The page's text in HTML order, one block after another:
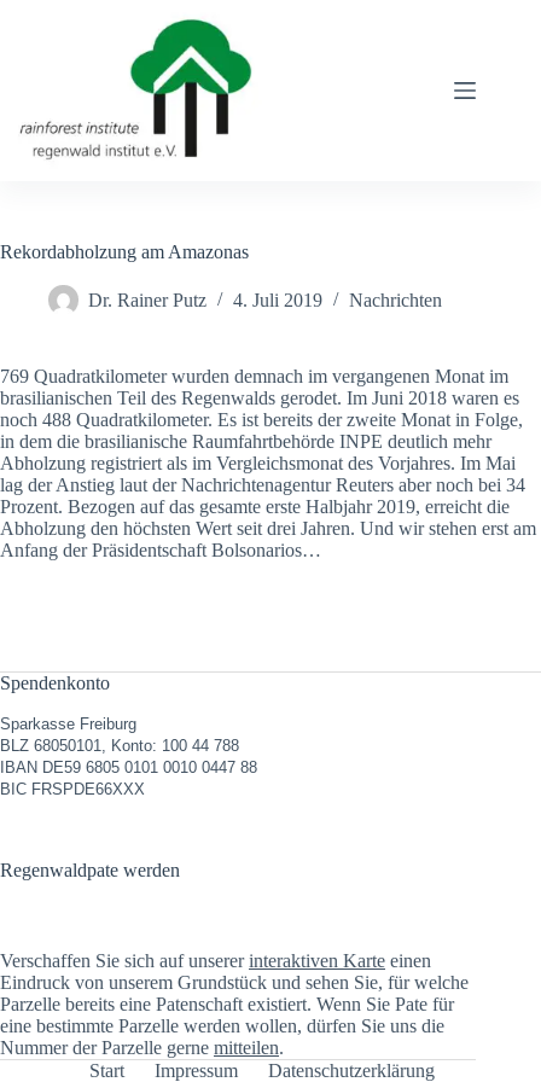
Rekordabholzung am Amazonas
Dr. Rainer Putz 4. Juli 2019 Nachrichten
769 Quadratkilometer wurden demnach im vergangenen Monat im
brasilianischen Teil des Regenwalds gerodet. Im Juni 2018 waren es
noch 488 Quadratkilometer. Es ist bereits der zweite Monat in Folge,
in dem die brasilianische Raumfahrtbehörde INPE deutlich mehr
Abholzung registriert als im Vergleichsmonat des Vorjahres. Im Mai
lag der Anstieg laut der Nachrichtenagentur Reuters aber noch bei 34
Prozent. Bezogen auf das gesamte erste Halbjahr 2019, erreicht die
Abholzung den höchsten Wert seit drei Jahren. Und wir stehen erst am
Anfang der Präsidentschaft Bolsonarios…
Spendenkonto
Sparkasse Freiburg
BLZ 68050101, Konto: 100 44 788
IBAN DE59 6805 0101 0010 0447 88
BIC FRSPDE66XXX
Regenwaldpate werden
Verschaffen Sie sich auf unsererinteraktiven Karte einen
Eindruck von unserem Grundstück und sehen Sie, für welche
Parzelle bereits eine Patenschaft existiert. Wenn Sie Pate für
eine bestimmte Parzelle werden wollen, dürfen Sie uns die
Nummer der Parzelle gerne mitteilen.
Start
Impressum Datenschutzerklärung